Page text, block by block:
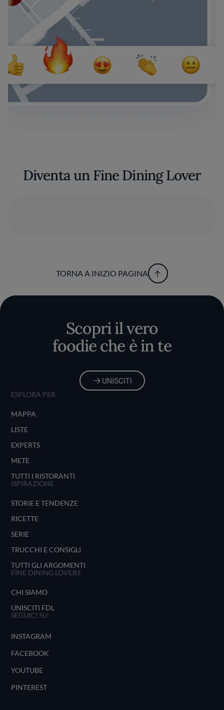
Diventa un Fine Dining Lover
TORNA A INIZIO PAGINA
Scopri il vero
foodie che è in te
UNISCITI
ESPLORA PER
MAPPA
LISTE
EXPERTS
METE
TUTTI I RISTORANTI
ISPIRAZIONE
STORIE E TENDENZE
RICETTE
SERIE
TRUCCHI E CONSIGLI
TUTTI GLI ARGOMENTI
FINE DINING LOVERS
CHI SIAMO
UNISCITI FDL
SEGUICI SU
INSTAGRAM
FACEBOOK
YOUTUBE
PINTEREST